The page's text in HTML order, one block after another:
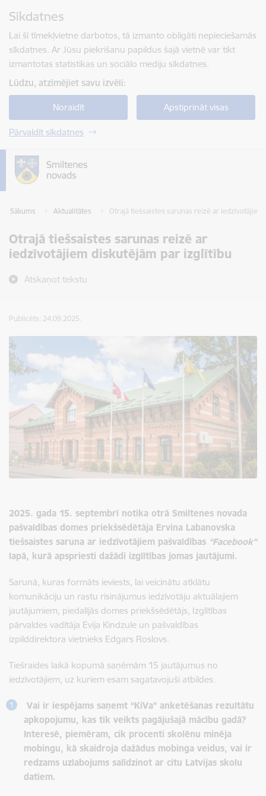
Sīkdatnes
Lai šī tīmekļvietne darbotos, tā izmanto obligāti nepieciešamās
sīkdatnes. Ar Jūsu piekrišanu papildus šajā vietnē var tikt
izmantotas statistikas un sociālo mediju sīkdatnes.
Lūdzu, atzīmējiet savu izvēli:
Noraidīt Apstiprināt visas
Pārvaldīt sīkdatnes
Sākums Aktualitātes Otrajā tiešsaistes sarunas reizē ar
Otrajā tiešsaistes sarunas reizē ar
iedzīvotājiem diskutējām par izglītību
Atskaņot tekstu
Publicēts: 24.09.2025.
2025. gada 15. septembrī notika otrā Smiltenes novada
pašvaldības domes priekšsēdētāja Ervina Labanovska
tiešsaistes saruna ar iedzīvotājiem pašvaldības “Facebook”
lapā, kurā apspriesti dažādi izglītības jomas jautājumi.
Sarunā, kuras formāts ieviests, lai veicinātu atklātu
komunikāciju un rastu risinājumus iedzīvotāju aktuālajiem
jautājumiem, piedalījās domes priekšsēdētājs, Izglītības
pārvaldes vadītāja Evija Kindzule un pašvaldības
izpilddirektora vietnieks Edgars Roslovs.
Tiešraides laikā kopumā saņēmām 15 jautājumus no
iedzīvotājiem, uz kuriem esam sagatavojuši atbildes.
Vai ir iespējams saņemt “KiVa” anketēšanas rezultātu
apkopojumu, kas tik veikts pagājušajā mācību gadā?
Interesē, piemēram, cik procenti skolēnu minēja
mobingu, kā skaidroja dažādus mobinga veidus, vai ir
redzams uzlabojums salīdzinot ar citu Latvijas skolu
datiem.